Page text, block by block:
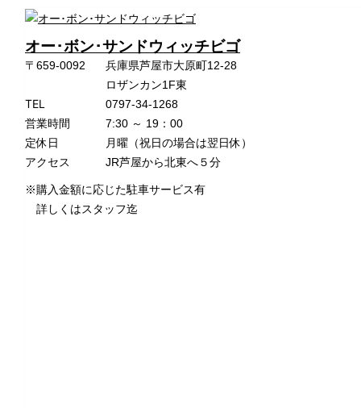
オー･ボン･サンドウィッチビゴ
〒659-0092
兵庫県芦屋市大原町12-28
ロザンカン1F東
TEL 0797-34-1268
営業時間 7:30 ～ 19：00
定休日 月曜（祝日の場合は翌日休）
アクセス JR芦屋から北東へ５分
※購入金額に応じた駐車サービス有
詳しくはスタッフ迄